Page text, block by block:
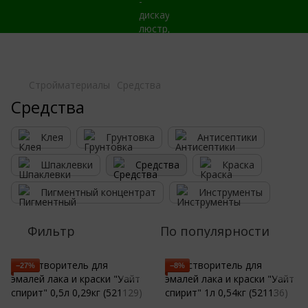
Стройматериалы Средства
Средства
Клея Грунтовка Антисептики
Шпаклевки Средства Краска
Пигментный концентрат Инструменты
Фильтр По популярности
−27% −8%